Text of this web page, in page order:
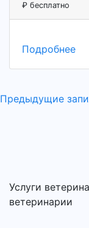
₽ бесплатно
Подробнее
Предыдущие
Услуги
ветеринарии